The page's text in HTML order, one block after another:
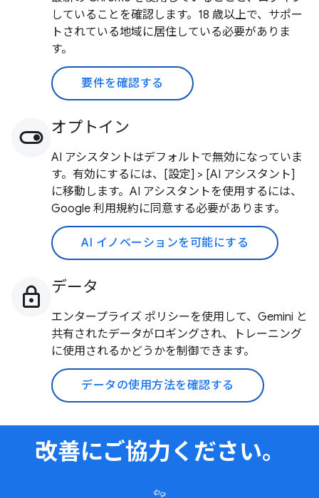
していることを確認します。18 歳以上で、サポー
トされている地域に居住している必要がありま
す。
要件を確認する
オプトイン
AI アシスタントはデフォルトで無効になっていま
す。有効にするには、[設定] > [AI アシスタント]
に移動します。AI アシスタントを使用するには、
Google 利用規約に同意する必要があります。
AI イノベーションを可能にする
データ
エンタープライズ ポリシーを使用して、Gemini と
共有されたデータがロギングされ、トレーニング
に使用されるかどうかを制御できます。
データの使用方法を確認する
改善にご協力ください。